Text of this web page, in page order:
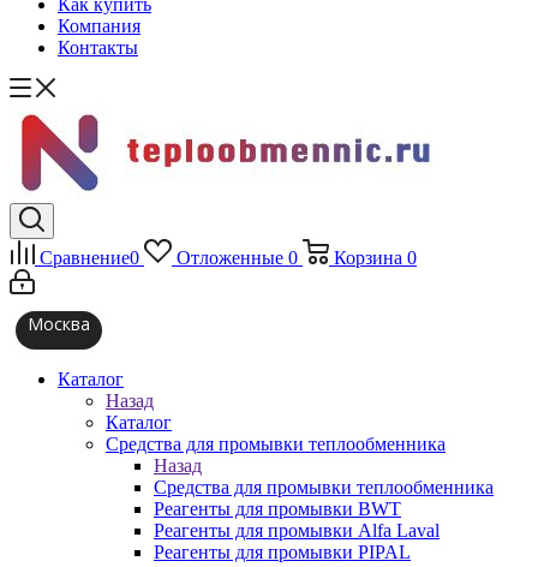
Как купить
Компания
Контакты
Сравнение0 Отложенные 0 Корзина 0
Москва
Каталог
Назад
Каталог
Средства для промывки теплообменника
Назад
Средства для промывки теплообменника
Реагенты для промывки BWT
Реагенты для промывки Alfa Laval
Реагенты для промывки PIPAL